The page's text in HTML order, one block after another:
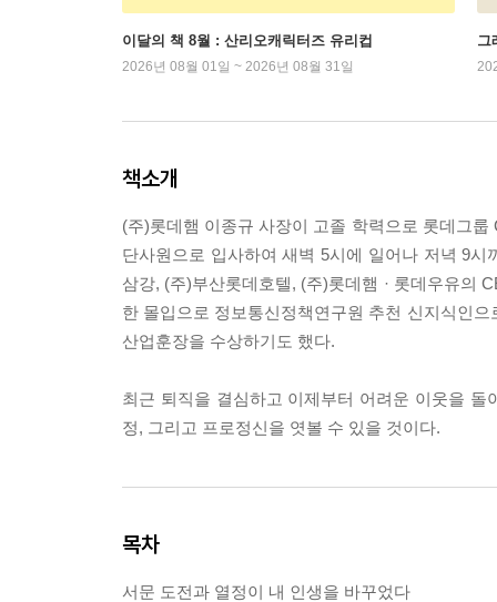
이달의 책 8월 : 산리오캐릭터즈 유리컵
2026년 08월 01일 ~ 2026년 08월 31일
그
책소개
(주)롯데햄 이종규 사장이 고졸 학력으로 롯데그
단사원으로 입사하여 새벽 5시에 일어나 저녁 9
삼강, (주)부산롯데호텔, (주)롯데햄 · 롯데우유의
한 몰입으로 정보통신정책연구원 추천 신지식인
산업훈장을 수상하기도 했다.
최근 퇴직을 결심하고 이제부터 어려운 이웃을
정, 그리고 프로정신을 엿볼 수 있을 것이다.
목차
서문 도전과 열정이 내 인생을 바꾸었다